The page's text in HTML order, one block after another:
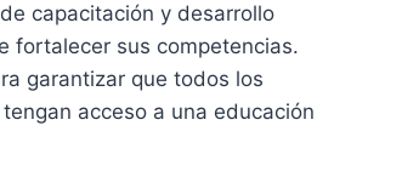
capacitación y desarrollo
fortalecer sus competencias.
garantizar que todos los
acceso a una educación